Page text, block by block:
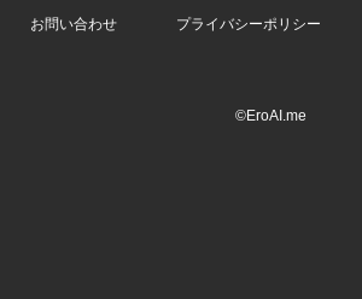
お問い合わせ プライバシーポリシー
©EroAI.me